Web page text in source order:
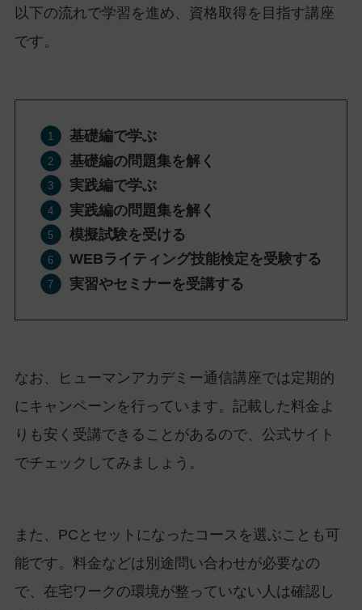
以下の流れで学習を進め、資格取得を目指す講座
です。
基礎編で学ぶ
基礎編の問題集を解く
実践編で学ぶ
実践編の問題集を解く
模擬試験を受ける
WEBライティング技能検定を受験する
実習やセミナーを受講する
なお、ヒューマンアカデミー通信講座では定期的
にキャンペーンを行っています。記載した料金よ
りも安く受講できることがあるので、公式サイト
でチェックしてみましょう。
また、PCとセットになったコースを選ぶことも可
能です。料金などは別途問い合わせが必要なの
で、在宅ワークの環境が整っていない人は確認し